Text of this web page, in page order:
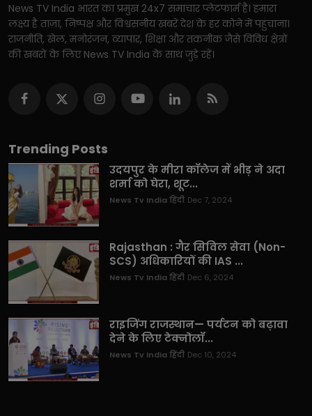
News TV India भारत का प्रमुख 24x7 समाचार प्लेटफार्म है। हमारा
लक्ष्य है ताज़ा, निष्पक्ष और विश्वसनीय खबरें देश के हर कोने में पहुंचाना।
राजनीति, खेल, मनोरंजन, व्यापार, शिक्षा और तकनीक जैसे विविध क्षेत्रों
की खबरों के लिए News TV India के साथ जुड़े रहें।
Trending Posts
उदयपुर के मीरा कॉलेज में भीड़ ने अदा
शर्मा को घेरा, शूट...
News Tv India हिंदी Dec 7, 2024
Rajasthan : गैर सिविल सेवा (Non-
SCS) अधिकारियों की IAS ...
News Tv India हिंदी Dec 6, 2024
राइजिंग राजस्थान— पर्यटन को बढ़ावा
देने के लिए टेक्नोलॉ...
News Tv India हिंदी Dec 10, 2024